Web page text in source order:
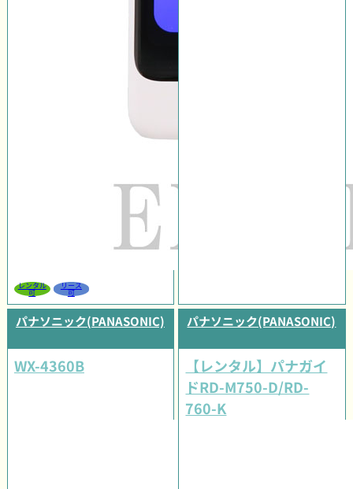
レンタル
可
リース
可
パナソニック(PANASONIC)
WX-4360B
パナソニック(PANASONIC)
【レンタル】パナガイ
ドRD-M750-D/RD-
760-K